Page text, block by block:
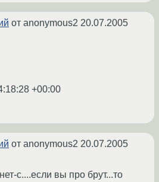
от anonymous2 20.07.2005
+00:00
от anonymous2 20.07.2005
с....если вы про брут...то